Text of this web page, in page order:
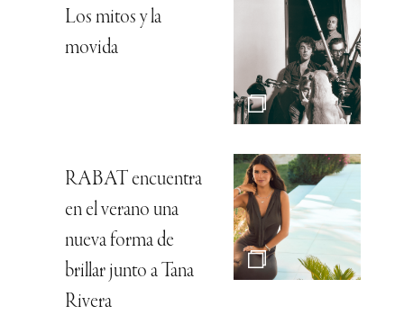
Los mitos y la
movida
RABAT encuentra
en el verano una
nueva forma de
brillar junto a Tana
Rivera